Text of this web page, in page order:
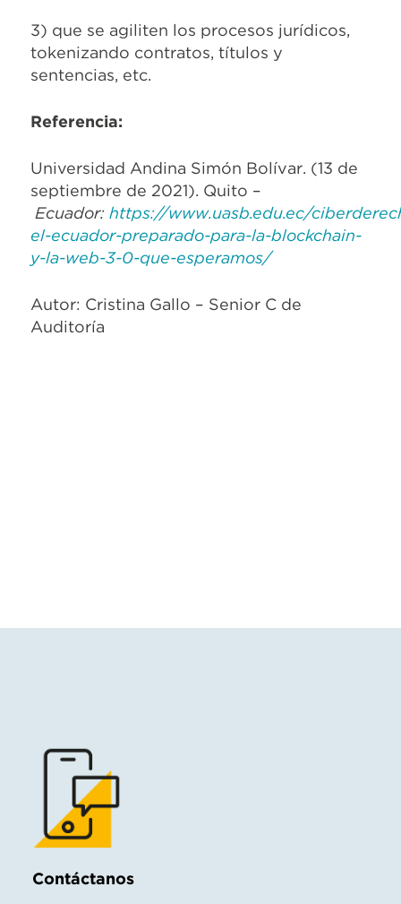
3) que se agiliten los procesos jurídicos,
tokenizando contratos, títulos y
sentencias, etc.
Referencia:
Universidad Andina Simón Bolívar. (13 de
septiembre de 2021). Quito –
Ecuador: https://www.uasb.edu.ec/
el-ecuador-preparado-para-la-blockchain-
y-la-web-3-0-que-esperamos/
Autor: Cristina Gallo – Senior C de
Auditoría
Contáctanos